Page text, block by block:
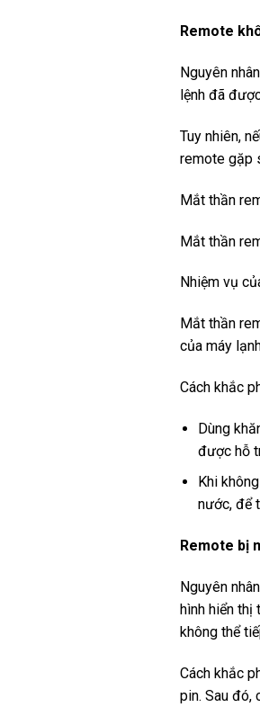
Remote
Nguyên
lệnh đã
Tuy nhiên,
remote gặp
Mắt thần
Mắt thần
Nhiệm vụ
Mắt thần
của máy
Cách khắc
Dùng
được hỗ
Khi
nước, để
Remote bị
Nguyên
hình hiển thị
không thể
Cách khắc
pin. Sau đó,